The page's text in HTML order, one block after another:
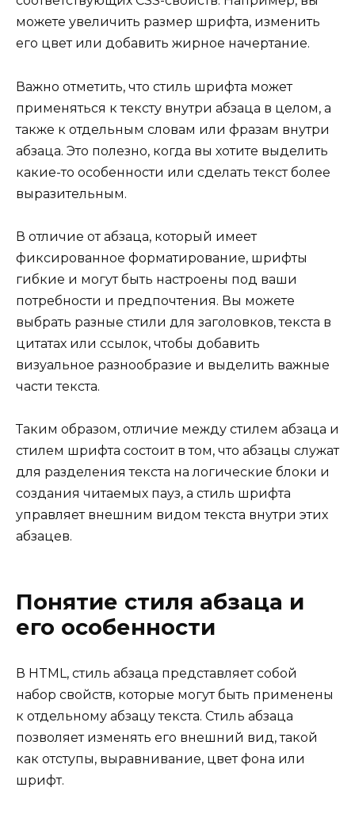
можете увеличить размер шрифта, изменить
его цвет или добавить жирное начертание.
Важно отметить, что стиль шрифта может
применяться к тексту внутри абзаца в целом, а
также к отдельным словам или фразам внутри
абзаца. Это полезно, когда вы хотите выделить
какие-то особенности или сделать текст более
выразительным.
В отличие от абзаца, который имеет
фиксированное форматирование, шрифты
гибкие и могут быть настроены под ваши
потребности и предпочтения. Вы можете
выбрать разные стили для заголовков, текста в
цитатах или ссылок, чтобы добавить
визуальное разнообразие и выделить важные
части текста.
Таким образом, отличие между стилем абзаца и
стилем шрифта состоит в том, что абзацы служат
для разделения текста на логические блоки и
создания читаемых пауз, а стиль шрифта
управляет внешним видом текста внутри этих
абзацев.
Понятие стиля абзаца и
его особенности
В HTML, стиль абзаца представляет собой
набор свойств, которые могут быть применены
к отдельному абзацу текста. Стиль абзаца
позволяет изменять его внешний вид, такой
как отступы, выравнивание, цвет фона или
шрифт.